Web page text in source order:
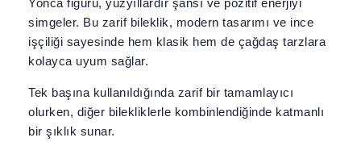
Yonca figürü, yüzyıllardır şansı ve pozitif enerjiyi
simgeler. Bu zarif bileklik, modern tasarımı ve ince
işçiliği sayesinde hem klasik hem de çağdaş tarzlara
kolayca uyum sağlar.
Tek başına kullanıldığında zarif bir tamamlayıcı
olurken, diğer bilekliklerle kombinlendiğinde katmanlı
bir şıklık sunar.